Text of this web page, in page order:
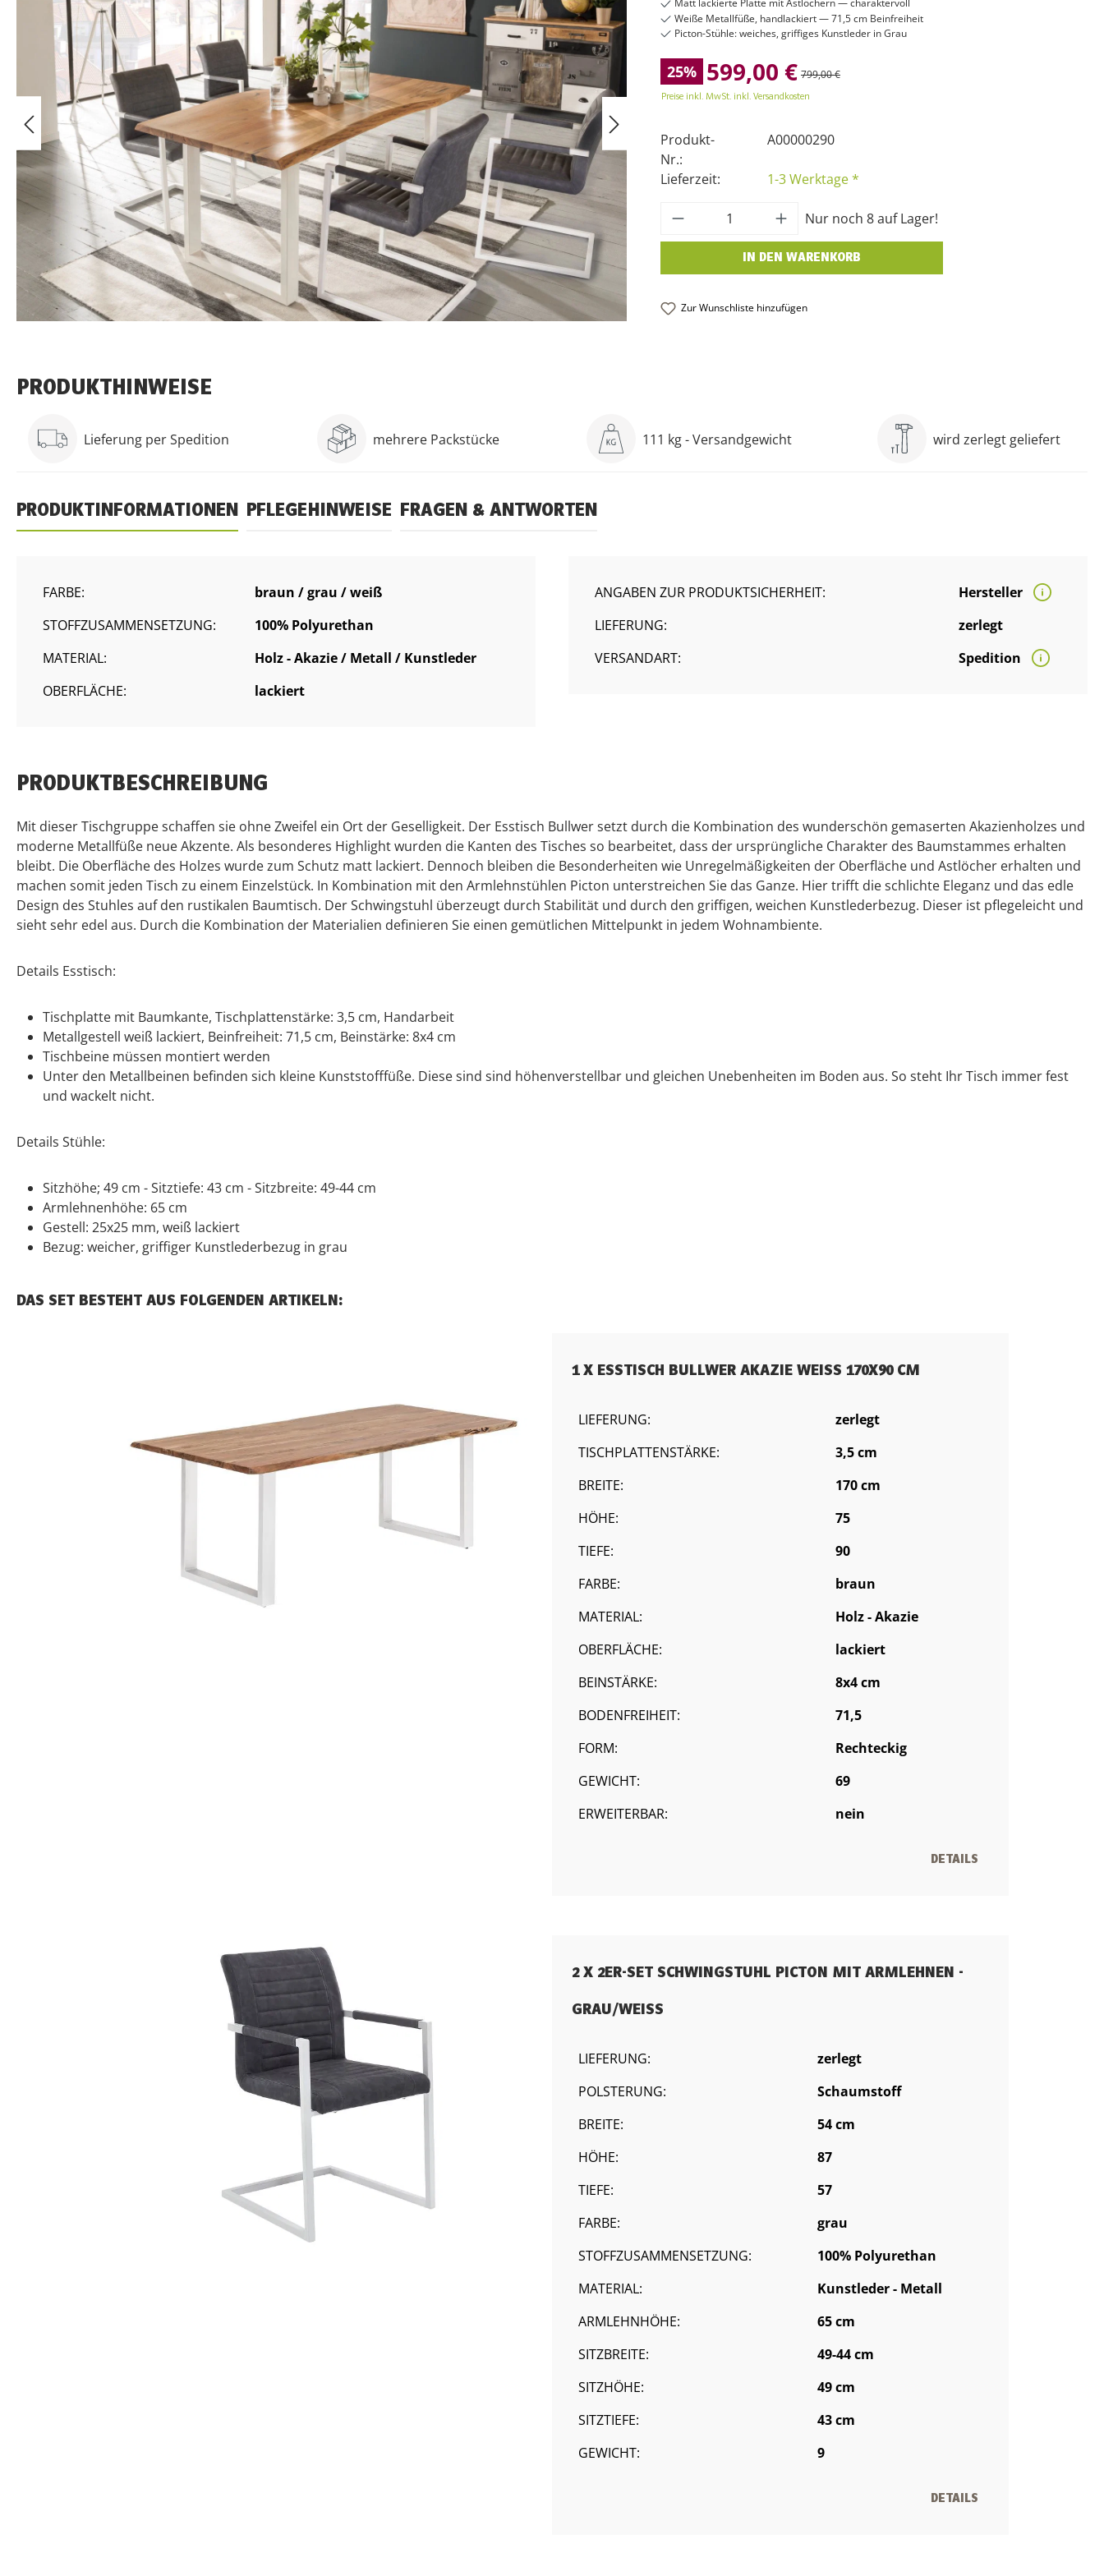
Matt lackierte Platte mit Astlöchern — charaktervoll
Weiße Metallfüße, handlackiert — 71,5 cm Beinfreiheit
Picton-Stühle: weiches, griffiges Kunstleder in Grau
25% 599,00 € 799,00 €
Preise inkl. MwSt. inkl. Versandkosten
Produkt-
Nr.:
A00000290
Lieferzeit: 1-3 Werktage *
Produkt Anzahl: Gib den gewünschten Wert
Nur noch 8 auf Lager!
IN DEN WARENKORB
Zur Wunschliste hinzufügen
PRODUKTHINWEISE
Lieferung per Spedition mehrere Packstücke 111 kg - Versandgewicht wird zerlegt geliefert
PRODUKTINFORMATIONEN PFLEGEHINWEISE FRAGEN & ANTWORTEN
FARBE:
braun / grau / weiß
STOFFZUSAMMENSETZUNG:
100% Polyurethan
MATERIAL:
Holz - Akazie / Metall / Kunstleder
OBERFLÄCHE:
lackiert
ANGABEN ZUR PRODUKTSICHERHEIT:
Hersteller
LIEFERUNG:
zerlegt
VERSANDART:
Spedition
PRODUKTBESCHREIBUNG
Mit dieser Tischgruppe schaffen sie ohne Zweifel ein Ort der Geselligkeit. Der Esstisch Bullwer setzt durch die Kombination des wunderschön gemaserten Akazienholzes und
moderne Metallfüße neue Akzente. Als besonderes Highlight wurden die Kanten des Tisches so bearbeitet, dass der ursprüngliche Charakter des Baumstammes erhalten
bleibt. Die Oberfläche des Holzes wurde zum Schutz matt lackiert. Dennoch bleiben die Besonderheiten wie Unregelmäßigkeiten der Oberfläche und Astlöcher erhalten und
machen somit jeden Tisch zu einem Einzelstück. In Kombination mit den Armlehnstühlen Picton unterstreichen Sie das Ganze. Hier trifft die schlichte Eleganz und das edle
Design des Stuhles auf den rustikalen Baumtisch. Der Schwingstuhl überzeugt durch Stabilität und durch den griffigen, weichen Kunstlederbezug. Dieser ist pflegeleicht und
sieht sehr edel aus. Durch die Kombination der Materialien definieren Sie einen gemütlichen Mittelpunkt in jedem Wohnambiente.
Details Esstisch:
Tischplatte mit Baumkante, Tischplattenstärke: 3,5 cm, Handarbeit
Metallgestell weiß lackiert, Beinfreiheit: 71,5 cm, Beinstärke: 8x4 cm
Tischbeine müssen montiert werden
Unter den Metallbeinen befinden sich kleine Kunststofffüße. Diese sind sind höhenverstellbar und gleichen Unebenheiten im Boden aus. So steht Ihr Tisch immer fest
und wackelt nicht.
Details Stühle:
Sitzhöhe; 49 cm - Sitztiefe: 43 cm - Sitzbreite: 49-44 cm
Armlehnenhöhe: 65 cm
Gestell: 25x25 mm, weiß lackiert
Bezug: weicher, griffiger Kunstlederbezug in grau
DAS SET BESTEHT AUS FOLGENDEN ARTIKELN:
1 X ESSTISCH BULLWER AKAZIE WEISS 170X90 CM
LIEFERUNG:
zerlegt
TISCHPLATTENSTÄRKE:
3,5 cm
BREITE:
170 cm
HÖHE:
75
TIEFE:
90
FARBE:
braun
MATERIAL:
Holz - Akazie
OBERFLÄCHE:
lackiert
BEINSTÄRKE:
8x4 cm
BODENFREIHEIT:
71,5
FORM:
Rechteckig
GEWICHT:
69
ERWEITERBAR:
nein
DETAILS
2 X 2ER-SET SCHWINGSTUHL PICTON MIT ARMLEHNEN -
GRAU/WEISS
LIEFERUNG:
zerlegt
POLSTERUNG:
Schaumstoff
BREITE:
54 cm
HÖHE:
87
TIEFE:
57
FARBE:
grau
STOFFZUSAMMENSETZUNG:
100% Polyurethan
MATERIAL:
Kunstleder - Metall
ARMLEHNHÖHE:
65 cm
SITZBREITE:
49-44 cm
SITZHÖHE:
49 cm
SITZTIEFE:
43 cm
GEWICHT:
9
DETAILS